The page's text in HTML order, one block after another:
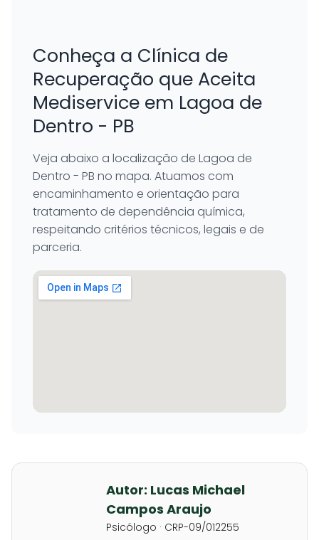
Conheça a Clínica de
Recuperação que Aceita
Mediservice em Lagoa de
Dentro - PB
Veja abaixo a localização de Lagoa de
Dentro - PB no mapa. Atuamos com
encaminhamento e orientação para
tratamento de dependência química,
respeitando critérios técnicos, legais e de
parceria.
Autor: Lucas Michael
Campos Araujo
Psicólogo · CRP-09/012255